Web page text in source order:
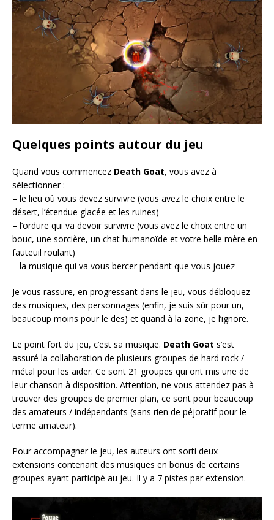
Quelques points autour du jeu
Quand vous commencez Death Goat, vous avez à
sélectionner :
– le lieu où vous devez survivre (vous avez le choix entre le
désert, l’étendue glacée et les ruines)
– l’ordure qui va devoir survivre (vous avez le choix entre un
bouc, une sorcière, un chat humanoïde et votre belle mère en
fauteuil roulant)
– la musique qui va vous bercer pendant que vous jouez
Je vous rassure, en progressant dans le jeu, vous débloquez
des musiques, des personnages (enfin, je suis sûr pour un,
beaucoup moins pour le des) et quand à la zone, je l’ignore.
Le point fort du jeu, c’est sa musique. Death Goat s’est
assuré la collaboration de plusieurs groupes de hard rock /
métal pour les aider. Ce sont 21 groupes qui ont mis une de
leur chanson à disposition. Attention, ne vous attendez pas à
trouver des groupes de premier plan, ce sont pour beaucoup
des amateurs / indépendants (sans rien de péjoratif pour le
terme amateur).
Pour accompagner le jeu, les auteurs ont sorti deux
extensions contenant des musiques en bonus de certains
groupes ayant participé au jeu. Il y a 7 pistes par extension.